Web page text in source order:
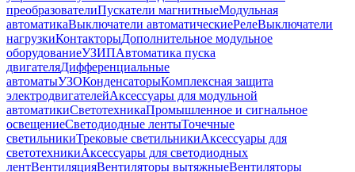
преобразователиПускатели магнитныеМодульная
автоматикаВыключатели автоматическиеРелеВыключатели
нагрузкиКонтакторыДополнительное модульное
оборудованиеУЗИПАвтоматика пуска
двигателяДифференциальные
автоматыУЗОКонденсаторыКомплексная защита
электродвигателейАксессуары для модульной
автоматикиСветотехникаПромышленное и сигнальное
освещениеСветодиодные лентыТочечные
светильникиТрековые светильникиАксессуары для
светотехникиАксессуары для светодиодных
лентВентиляцияВентиляторы вытяжныеВентиляторы